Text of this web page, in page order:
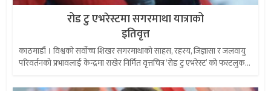
रोड टु एभरेस्टमा सगरमाथा यात्राको
इतिवृत्त
काठमाडौं । विश्वको सर्वोच्च शिखर सगरमाथाको साहस, रहस्य, जिज्ञासा र जलवायु
परिवर्तनको प्रभावलाई केन्द्रमा राखेर निर्मित वृत्तचित्र ‘रोड टु एभरेस्ट’ को फस्टलुक...